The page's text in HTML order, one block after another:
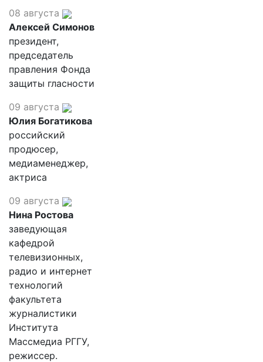
08 августа
Алексей Симонов
президент,
председатель
правления Фонда
защиты гласности
09 августа
Юлия Богатикова
российский
продюсер,
медиаменеджер,
актриса
09 августа
Нина Ростова
заведующая
кафедрой
телевизионных,
радио и интернет
технологий
факультета
журналистики
Института
Массмедиа РГГУ,
режиссер.